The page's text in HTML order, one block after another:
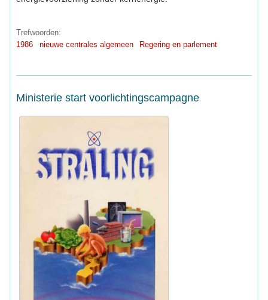
Trefwoorden:
1986
nieuwe centrales algemeen Regering en parlement
Ministerie start voorlichtingscampagne